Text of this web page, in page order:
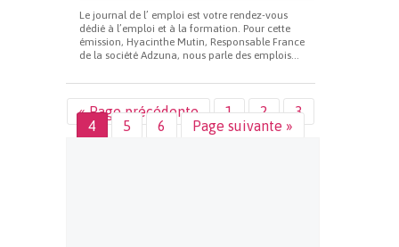
Le journal de l’ emploi est votre rendez-vous
dédié à l’emploi et à la formation. Pour cette
émission, Hyacinthe Mutin, Responsable France
de la société Adzuna, nous parle des emplois...
« Page précédente 1 2
3
4
5 6 Page suivante »